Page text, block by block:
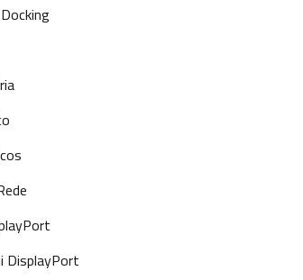
DisplayPort